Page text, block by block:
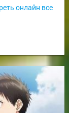
онлайн все